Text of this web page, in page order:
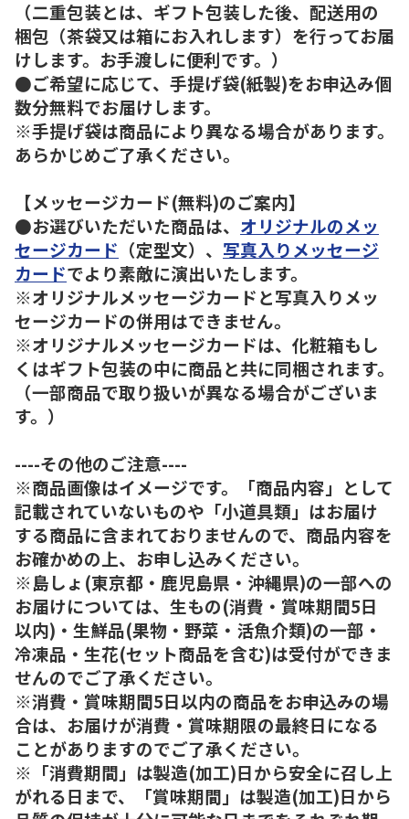
（二重包装とは、ギフト包装した後、配送用の
梱包（茶袋又は箱にお入れします）を行ってお届
けします。お手渡しに便利です。）
●ご希望に応じて、手提げ袋(紙製)をお申込み個
数分無料でお届けします。
※手提げ袋は商品により異なる場合があります。
あらかじめご了承ください。
【メッセージカード(無料)のご案内】
●お選びいただいた商品は、 オリジナルのメッ
セージカード （定型文）、 写真入りメッセージ
カードでより素敵に演出いたします。
※オリジナルメッセージカードと写真入りメッ
セージカードの併用はできません。
※オリジナルメッセージカードは、化粧箱もし
くはギフト包装の中に商品と共に同梱されます。
（一部商品で取り扱いが異なる場合がございま
す。）
----その他のご注意----
※商品画像はイメージです。「商品内容」として
記載されていないものや「小道具類」はお届け
する商品に含まれておりませんので、商品内容を
お確かめの上、お申し込みください。
※島しょ(東京都・鹿児島県・沖縄県)の一部への
お届けについては、生もの(消費・賞味期間5日
以内)・生鮮品(果物・野菜・活魚介類)の一部・
冷凍品・生花(セット商品を含む)は受付ができま
せんのでご了承ください。
※消費・賞味期間5日以内の商品をお申込みの場
合は、お届けが消費・賞味期限の最終日になる
ことがありますのでご了承ください。
※「消費期間」は製造(加工)日から安全に召し上
がれる日まで、「賞味期間」は製造(加工)日から